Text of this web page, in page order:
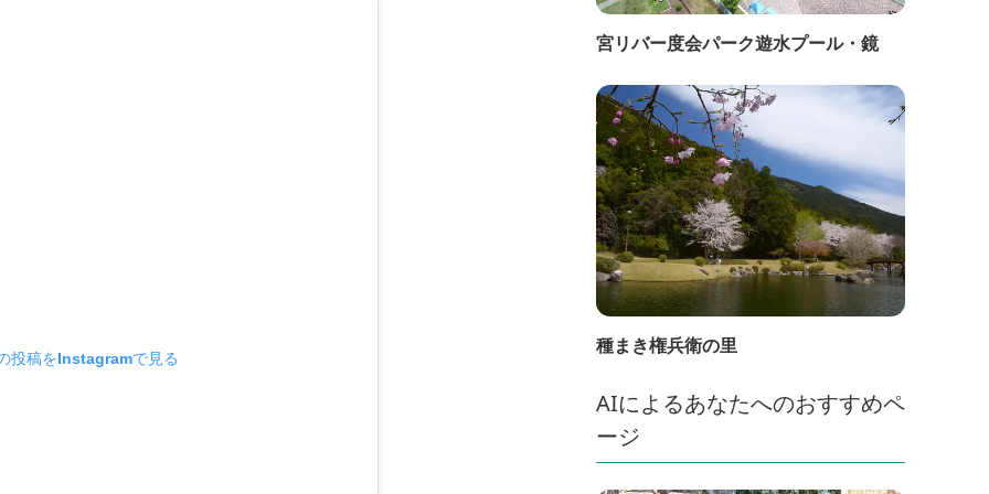
投稿をInstagramで見る
宮リバー度会パーク遊水プール・鏡
種まき権兵衛の里
AIによるあなたへのおすすめペ
ージ